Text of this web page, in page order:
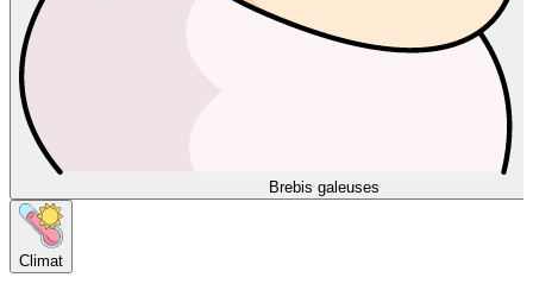
Brebis galeuses
Climat